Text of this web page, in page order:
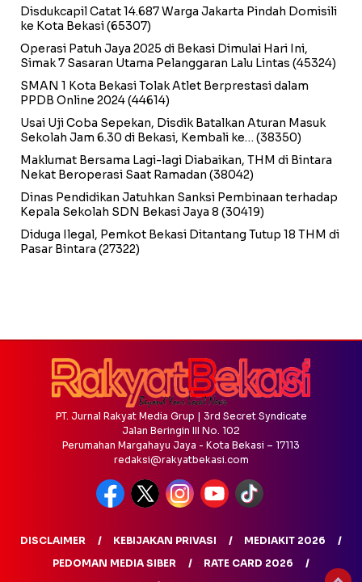
Disdukcapil Catat 14.687 Warga Jakarta Pindah Domisili
ke Kota Bekasi(65307)
Operasi Patuh Jaya 2025 di Bekasi Dimulai Hari Ini,
Simak 7 Sasaran Utama Pelanggaran Lalu Lintas (45324)
SMAN 1 Kota Bekasi Tolak Atlet Berprestasi dalam
PPDB Online 2024(44614)
Usai Uji Coba Sepekan, Disdik Batalkan Aturan Masuk
Sekolah Jam 6.30 di Bekasi, Kembali ke… (38350)
Maklumat Bersama Lagi-lagi Diabaikan, THM di Bintara
Nekat Beroperasi Saat Ramadan (38042)
Dinas Pendidikan Jatuhkan Sanksi Pembinaan terhadap
Kepala Sekolah SDN Bekasi Jaya 8 (30419)
Diduga Ilegal, Pemkot Bekasi Ditantang Tutup 18 THM di
Pasar Bintara (27322)
PT. Jurnal Rakyat Media Grup | 3rd Secret Syndicate
Jalan Beringin III No. 102
Perumahan Margahayu Jaya - Kota Bekasi – 17113
redaksi@rakyatbekasi.com
DISCLAIMER KEBIJAKAN PRIVASI
MEDIAKIT 2026
PEDOMAN MEDIA SIBER
RATE CARD 2026